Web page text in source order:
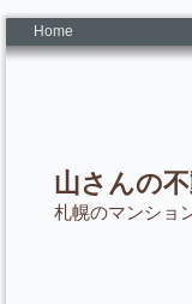
Home
山さんの
札幌のマンショ